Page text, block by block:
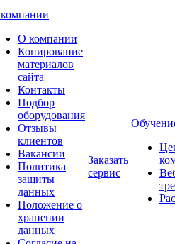
О компании
Копирование
материалов
сайта
Контакты
Подбор
оборудования
Отзывы
клиентов
Вакансии
Политика
защиты
данных
Положение о
хранении
данных
Заказать
сервис